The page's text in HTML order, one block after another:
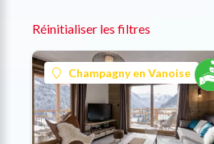
Réinitialiser les filtres
Champagny en Vanoise